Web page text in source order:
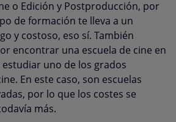
o Edición y Postproducción, por
de formación te lleva a un
y costoso, eso sí. También
encontrar una escuela de cine en
uno de los grados
En este caso, son escuelas
por lo que los costes se
más.